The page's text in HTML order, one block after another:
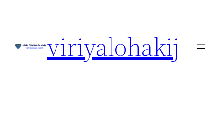
viriyalohakij